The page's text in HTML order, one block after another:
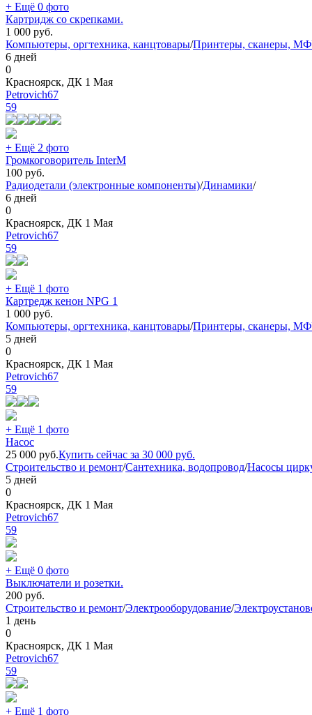
+ Ещё 0 фото
Картридж со скрепками.
1 000 руб.
Компьютеры, оргтехника, канцтовары/Принтеры, сканеры,
6 дней
0
Красноярск, ДК 1 Мая
Petrovich67
59
+ Ещё 2 фото
Громкоговоритель InterM
100 руб.
Радиодетали (электронные компоненты)/Динамики/
6 дней
0
Красноярск, ДК 1 Мая
Petrovich67
59
+ Ещё 1 фото
Картредж кенон NPG 1
1 000 руб.
Компьютеры, оргтехника, канцтовары/Принтеры, сканеры,
5 дней
0
Красноярск, ДК 1 Мая
Petrovich67
59
+ Ещё 1 фото
Насос
25 000 руб.Купить сейчас за 30 000 руб.
Строительство и ремонт/Сантехника, водопровод/Насосы
5 дней
0
Красноярск, ДК 1 Мая
Petrovich67
59
+ Ещё 0 фото
Выключатели и розетки.
200 руб.
Строительство и ремонт/Электрооборудование/
1 день
0
Красноярск, ДК 1 Мая
Petrovich67
59
+ Ещё 1 фото